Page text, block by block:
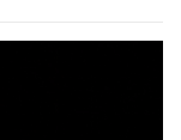
horas en el